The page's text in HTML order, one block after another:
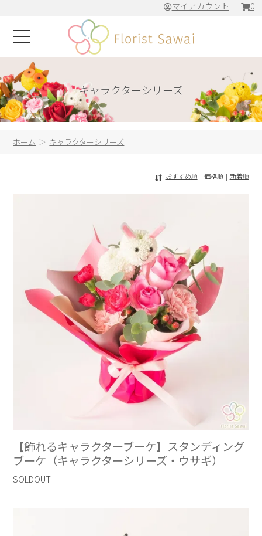
0
マイアカウント
キャラクターシリーズ
ホーム キャラクターシリーズ
おすすめ順| 価格順| 新着順
【飾れるキャラクターブーケ】スタンディング
ブーケ（キャラクターシリーズ・ウサギ）
SOLDOUT